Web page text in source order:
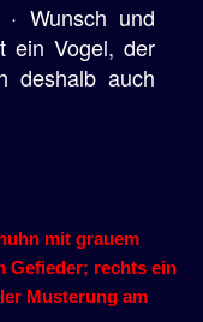
Wunsch und
ein Vogel, der
deshalb auch